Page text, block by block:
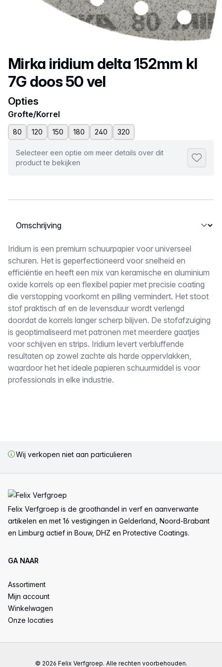
Productnaam
Mirka iridium delta 152mm kl
7G doos 50 vel
Opties
Grofte/Korrel
80 120 150 180 240 320
Selecteer een optie om meer details over dit
product te bekijken
Selecteer een tabblad
Omschrijving
Iridium is een premium schuurpapier voor universeel
schuren. Het is geperfectioneerd voor snelheid en
efficiëntie en heeft een mix van keramische en aluminium
oxide korrels op een flexibel papier met precisie coating
die verstopping voorkomt en pilling vermindert. Het stoot
stof praktisch af en de levensduur wordt verlengd
doordat de korrels langer scherp blijven. De stofafzuiging
is geoptimaliseerd met patronen met meerdere gaatjes
voor schijven en strips. Iridium levert verbluffende
resultaten op zowel zachte als harde oppervlakken,
waardoor het het ideale papieren schuurmiddel is voor
professionals in elke industrie.
Wij verkopen niet aan particulieren
Felix Verfgroep is de groothandel in verf en aanverwante
artikelen en met 16 vestigingen in Gelderland, Noord-Brabant
en Limburg actief in Bouw, DHZ en Protective Coatings.
GA NAAR
Assortiment
Mijn account
Winkelwagen
Onze locaties
© 2026 Felix Verfgroep. Alle rechten voorbehouden.